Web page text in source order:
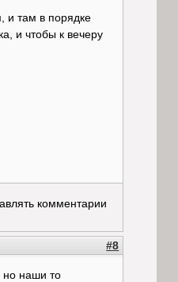
и там в порядке
и чтобы к вечеру
комментарии
#8
но наши то